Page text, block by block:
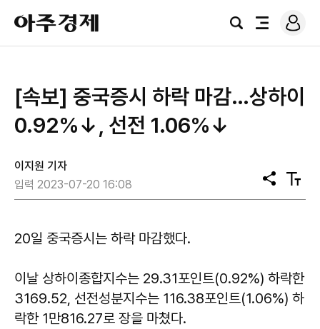
아
주
경
검
전
로
그
[속보] 중국증시 하락 마감…상하이
0.92%↓, 선전 1.06%↓
이지원 기자
입력 2023-07-20 16:08
공
유
텍
스
20일 중국증시는 하락 마감했다.
이날 상하이종합지수는 29.31포인트(0.92%) 하락한
3169.52, 선전성분지수는 116.38포인트(1.06%) 하
락한 1만816.27로 장을 마쳤다.